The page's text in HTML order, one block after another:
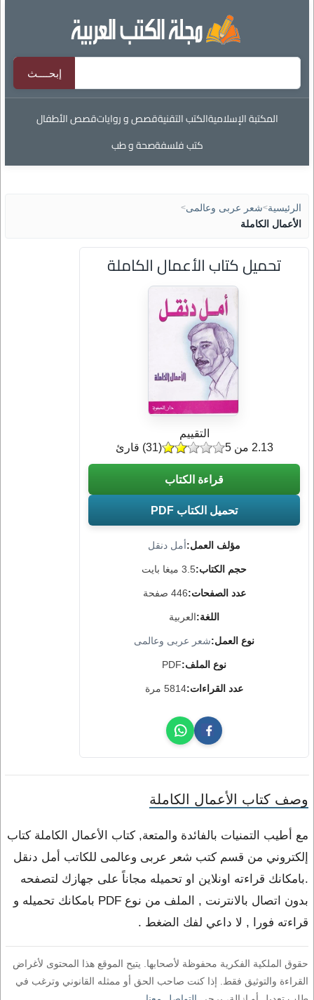
المكتبة الإسلاميةالكتب التقنيةقصص و رواياتقصص الأطفال
كتب فلسفةصحة و طب
الرئيسية>شعر عربى وعالمى>
الأعمال الكاملة
تحميل كتاب الأعمال الكاملة
مؤلف العمل:أمل دنقل
حجم الكتاب:3.5 ميغا بايت
عدد الصفحات:446 صفحة
اللغة:العربية
نوع العمل:شعر عربى وعالمى
نوع الملف:PDF
عدد القراءات:5814 مرة
التقييم
(
31) قارئ 2.13 من 5
قراءة الكتاب
تحميل الكتاب PDF
وصف كتاب الأعمال الكاملة
مع أطيب التمنيات بالفائدة والمتعة, كتاب الأعمال الكاملة كتاب
إلكتروني من قسم كتب شعر عربى وعالمى للكاتب أمل دنقل
.بامكانك قراءته اونلاين او تحميله مجاناً على جهازك لتصفحه
بدون اتصال بالانترنت , الملف من نوع PDF بامكانك تحميله و
قراءته فورا , لا داعي لفك الضغط .
حقوق الملكية الفكرية محفوظة لأصحابها. يتيح الموقع هذا المحتوى لأغراض
القراءة والتوثيق فقط. إذا كنت صاحب الحق أو ممثله القانوني وترغب في